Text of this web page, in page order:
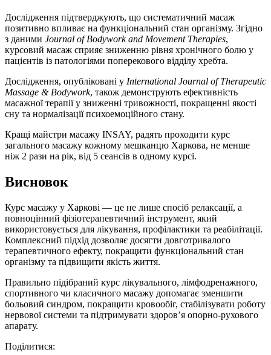
Дослідження підтверджують, що систематичний масаж
позитивно впливає на функціональний стан організму. Згідно
з даними Journal of Bodywork and Movement Therapies,
курсовий масаж сприяє зниженню рівня хронічного болю у
пацієнтів із патологіями поперекового відділу хребта.
Дослідження, опубліковані у International Journal of Therapeutic
Massage & Bodywork, також демонструють ефективність
масажної терапії у зниженні тривожності, покращенні якості
сну та нормалізації психоемоційного стану.
Кращі майстри масажу INSAY, радять проходити курс
загального масажу кожному мешканцю Харкова, не менше
ніж 2 рази на рік, від 5 сеансів в одному курсі.
Висновок
Курс масажу у Харкові — це не лише спосіб релаксації, а
повноцінний фізіотерапевтичний інструмент, який
використовується для лікування, профілактики та реабілітації.
Комплексний підхід дозволяє досягти довготривалого
терапевтичного ефекту, покращити функціональний стан
організму та підвищити якість життя.
Правильно підібраний курс лікувального, лімфодренажного,
спортивного чи класичного масажу допомагає зменшити
больовий синдром, покращити кровообіг, стабілізувати роботу
нервової системи та підтримувати здоров’я опорно-рухового
апарату.
Поділитися: